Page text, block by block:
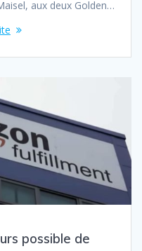
aux deux Golden…
possible de